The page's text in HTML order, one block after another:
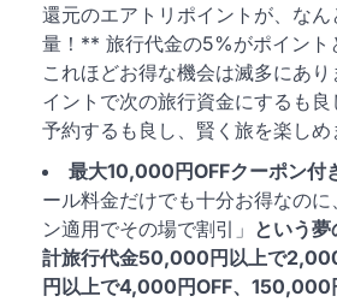
還元のエアトリポイントが、な
量！** 旅行代金の5%がポイント
これほどお得な機会は滅多にあ
イントで次の旅行資金にするも
予約するも良し、賢く旅を楽しめ
最大10,000円OFFクーポン付
ール料金だけでも十分お得なの
ン適用でその場で割引」 という
計旅行代金50,000円以上で
円以上で4,000円OFF、150,000